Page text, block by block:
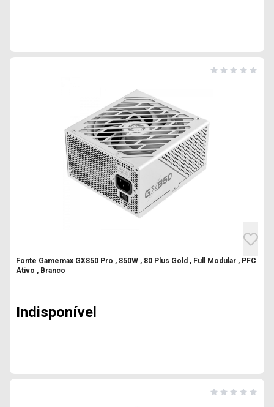
Fonte Gamemax GX850 Pro , 850W , 80 Plus Gold , Full Modular , PFC
Ativo , Branco
Indisponível